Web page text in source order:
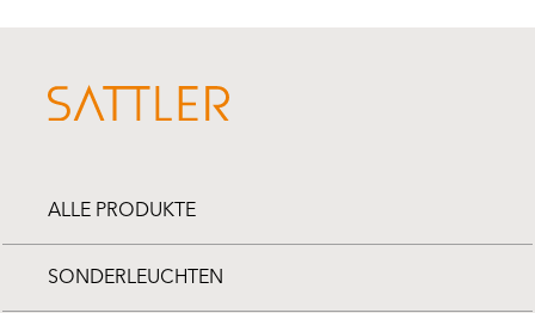
ALLE PRODUKTE
SONDERLEUCHTEN